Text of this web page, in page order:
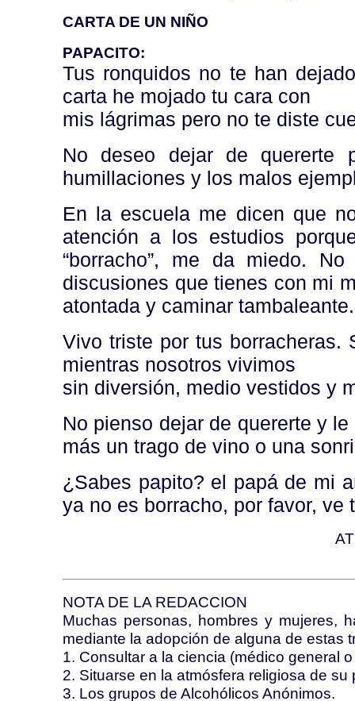
CARTA DE UN NIÑO
PAPACITO:
Tus ronquidos no te han
carta he mojado tu cara con
mis lágrimas pero no te diste
No deseo dejar de quererte
humillaciones y los malos
En la escuela me dicen que
atención a los estudios
“borracho”, me da miedo.
discusiones que tienes con mi
atontada y caminar tambaleante.
Vivo triste por tus borracheras.
mientras nosotros vivimos
sin diversión, medio vestidos y
No pienso dejar de quererte y
más un trago de vino o una
¿Sabes papito? el papá de mi
ya no es borracho, por favor, ve
NOTA DE LA REDACCION
Muchas personas, hombres y mujeres,
mediante la adopción de alguna de estas
1. Consultar a la ciencia (médico general
2. Situarse en la atmósfera religiosa de su
3. Los grupos de Alcohólicos Anónimos.